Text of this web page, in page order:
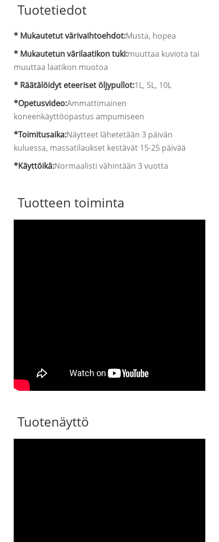
Tuotetiedot
* Mukautetut värivaihtoehdot:Musta, hopea
* Mukautetun värilaatikon tuki:muuttaa kuviota tai
muuttaa laatikon muotoa
* Räätälöidyt eteeriset öljypullot:1L, 5L, 10L
*Opetusvideo:Ammattimainen
koneenkäyttöopastus ampumiseen
*Toimitusaika:Näytteet lähetetään 3 päivän
kuluessa, massatilaukset kestävät 15-25 päivää
*Käyttöikä:Normaalisti vähintään 3 vuotta
Tuotteen toiminta
Tuotenäyttö